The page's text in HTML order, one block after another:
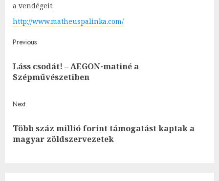
a vendégeit.
http://www.matheuspalinka.com/
Post
navigation
Previous
Láss csodát! – AEGON-matiné a
Szépművészetiben
Next
Next
post:
Több száz millió forint támogatást kaptak a
magyar zöldszervezetek